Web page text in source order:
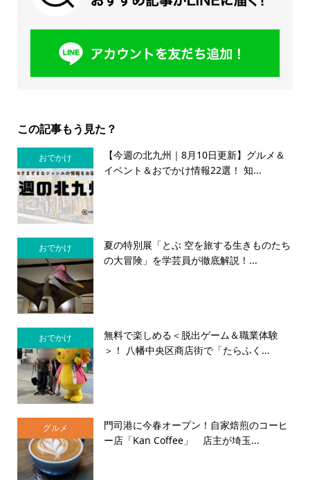
この記事もう見た？
おでかけ
【今週の北九州｜8月10日更新】グルメ＆
イベント＆おでかけ情報22選！ 知...
おでかけ
夏の特別展「とぶ 空を旅する生きものたち
の大冒険」を学芸員が徹底解説！...
おでかけ
無料で楽しめる＜脱出ゲーム＆職業体験
＞！ 八幡中央区商店街で「たらふく...
グルメ
門司港に今春オープン！自家焙煎のコーヒ
ー店「Kan Coffee」 店主が埼玉...